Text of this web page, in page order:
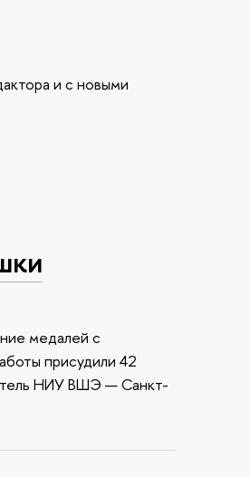
и с новыми
медалей с
присудили 42
НИУ ВШЭ — Санкт-